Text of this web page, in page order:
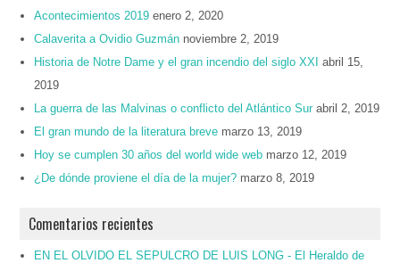
Acontecimientos 2019 enero 2, 2020
Calaverita a Ovidio Guzmán noviembre 2, 2019
Historia de Notre Dame y el gran incendio del siglo XXI
abril 15,
2019
La guerra de las Malvinas o conflicto del Atlántico Sur abril 2, 2019
El gran mundo de la literatura breve marzo 13, 2019
Hoy se cumplen 30 años del world wide web marzo 12, 2019
¿De dónde proviene el día de la mujer? marzo 8, 2019
Comentarios recientes
EN EL OLVIDO EL SEPULCRO DE LUIS LONG - El Heraldo de